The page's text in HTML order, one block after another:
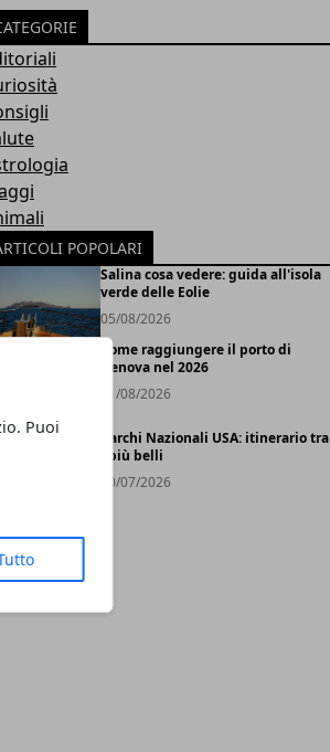
Puoi
POPOLARI
Salina cosa vedere: guida all'isola
verde delle Eolie
05/08/2026
Come raggiungere il porto di
Genova nel 2026
01/08/2026
Parchi Nazionali USA: itinerario tra
i più belli
30/07/2026